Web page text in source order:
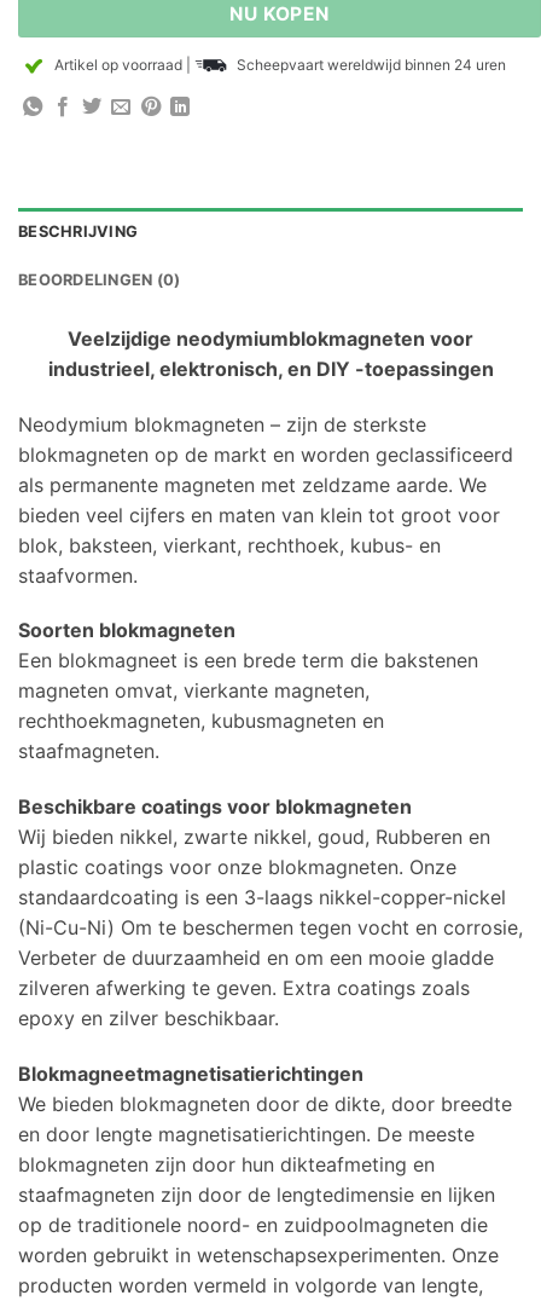
NU KOPEN
Artikel op voorraad Scheepvaart wereldwijd binnen 24 uren
BESCHRIJVING
BEOORDELINGEN (0)
Veelzijdige neodymiumblokmagneten voor
industrieel, elektronisch, en DIY -toepassingen
Neodymium blokmagneten – zijn de sterkste
blokmagneten op de markt en worden geclassificeerd
als permanente magneten met zeldzame aarde. We
bieden veel cijfers en maten van klein tot groot voor
blok, baksteen, vierkant, rechthoek, kubus- en
staafvormen.
Soorten blokmagneten
Een blokmagneet is een brede term die bakstenen
magneten omvat, vierkante magneten,
rechthoekmagneten, kubusmagneten en
staafmagneten.
Beschikbare coatings voor blokmagneten
Wij bieden nikkel, zwarte nikkel, goud, Rubberen en
plastic coatings voor onze blokmagneten. Onze
standaardcoating is een 3-laags nikkel-copper-nickel
(Ni-Cu-Ni) Om te beschermen tegen vocht en corrosie,
Verbeter de duurzaamheid en om een ​​mooie gladde
zilveren afwerking te geven. Extra coatings zoals
epoxy en zilver beschikbaar.
Blokmagneetmagnetisatierichtingen
We bieden blokmagneten door de dikte, door breedte
en door lengte magnetisatierichtingen. De meeste
blokmagneten zijn door hun dikteafmeting en
staafmagneten zijn door de lengtedimensie en lijken
op de traditionele noord- en zuidpoolmagneten die
worden gebruikt in wetenschapsexperimenten. Onze
producten worden vermeld in volgorde van lengte,